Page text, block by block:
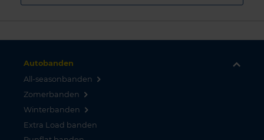
Autobanden
All-seasonbanden
Zomerbanden
Winterbanden
Extra Load banden